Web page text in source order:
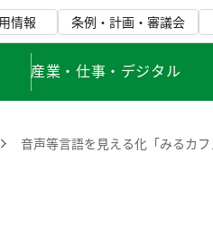
情報 条例・計画・審議会
産業・仕事・デジタル
音声等言語を見える化「みるカ